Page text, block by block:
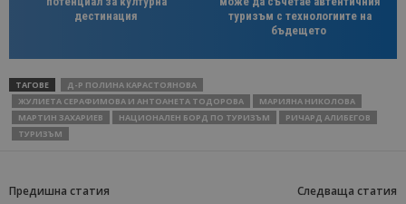
дестинация
туризъм с технологиите на
бъдещето
ТАГОВЕ
Д-Р ПОЛИНА КАРАСТОЯНОВА
ЖУЛИЕТА СЕРАФИМОВА И АНТОАНЕТА ТОДОРОВА
МАРИЯНА НИКОЛОВА
МАРТИН ЗАХАРИЕВ
НАЦИОНАЛЕН БОРД ПО ТУРИЗЪМ
РИЧАРД АЛИБЕГОВ
ТУРИЗЪМ
Предишна статия Следваща статия